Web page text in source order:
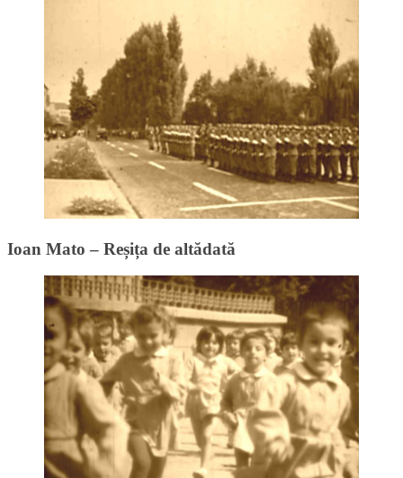
Ioan Mato – Reșița de altădată